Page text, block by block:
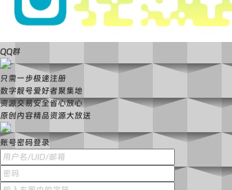
QQ群
只需一步极速注册
数字靓号爱好者聚集地
资源交易安全省心放心
原创内容精品资源大放送
账号密码登录